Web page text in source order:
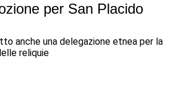
per San Placido
anche una delegazione etnea per la
reliquie